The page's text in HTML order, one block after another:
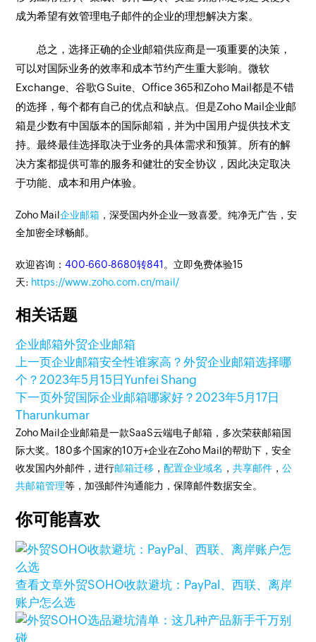
成为希望有效管理电子邮件的企业的理想解决方案。
总之，选择正确的企业邮箱供应商是一项重要的决策，
可以对国际业务的效率和成本节约产生重大影响。微软
Exchange、谷歌G Suite、Office 365和Zoho Mail都是不错
的选择，每个都有自己的优点和缺点。但是Zoho Mail企业邮
箱是少数有中国版本的国际邮箱，并为中国用户提供技术支
持。最终最佳选择取决于业务的具体需求和预算。所有的解
决方案都提供可靠的服务和健壮的安全协议，因此决定取决
于功能、成本和用户体验。
Zoho Mail企业邮箱 ，深受国内外企业一致喜爱。纯净无广告，安
全加密全球畅邮。
欢迎咨询：400-660-8680转841 。立即免费体验15
天: https://www.zoho.com.cn/mail/
相关话题
企业邮箱外贸企业邮箱
上一页企业邮箱安全性谁家高？外贸企业邮箱选择哪
个？2023年5月15日Yunfei Shang
下一页外贸国际企业邮箱哪家好？2023年5月17日
Tharunkumar
Zoho Mail企业邮箱是一款SaaS云端电子邮箱，多次荣获邮箱国
际大奖。180多个国家的10万+企业在Zoho Mail的帮助下，安全
收发国内外邮件，进行邮箱迁移 ，配置企业域名 ，共享邮件 ，公
共邮箱管理等，加强邮件沟通能力，保障邮件数据安全。
你可能喜欢
查看文章外贸SOHO收款避坑：PayPal、西联、离岸
账户怎么选